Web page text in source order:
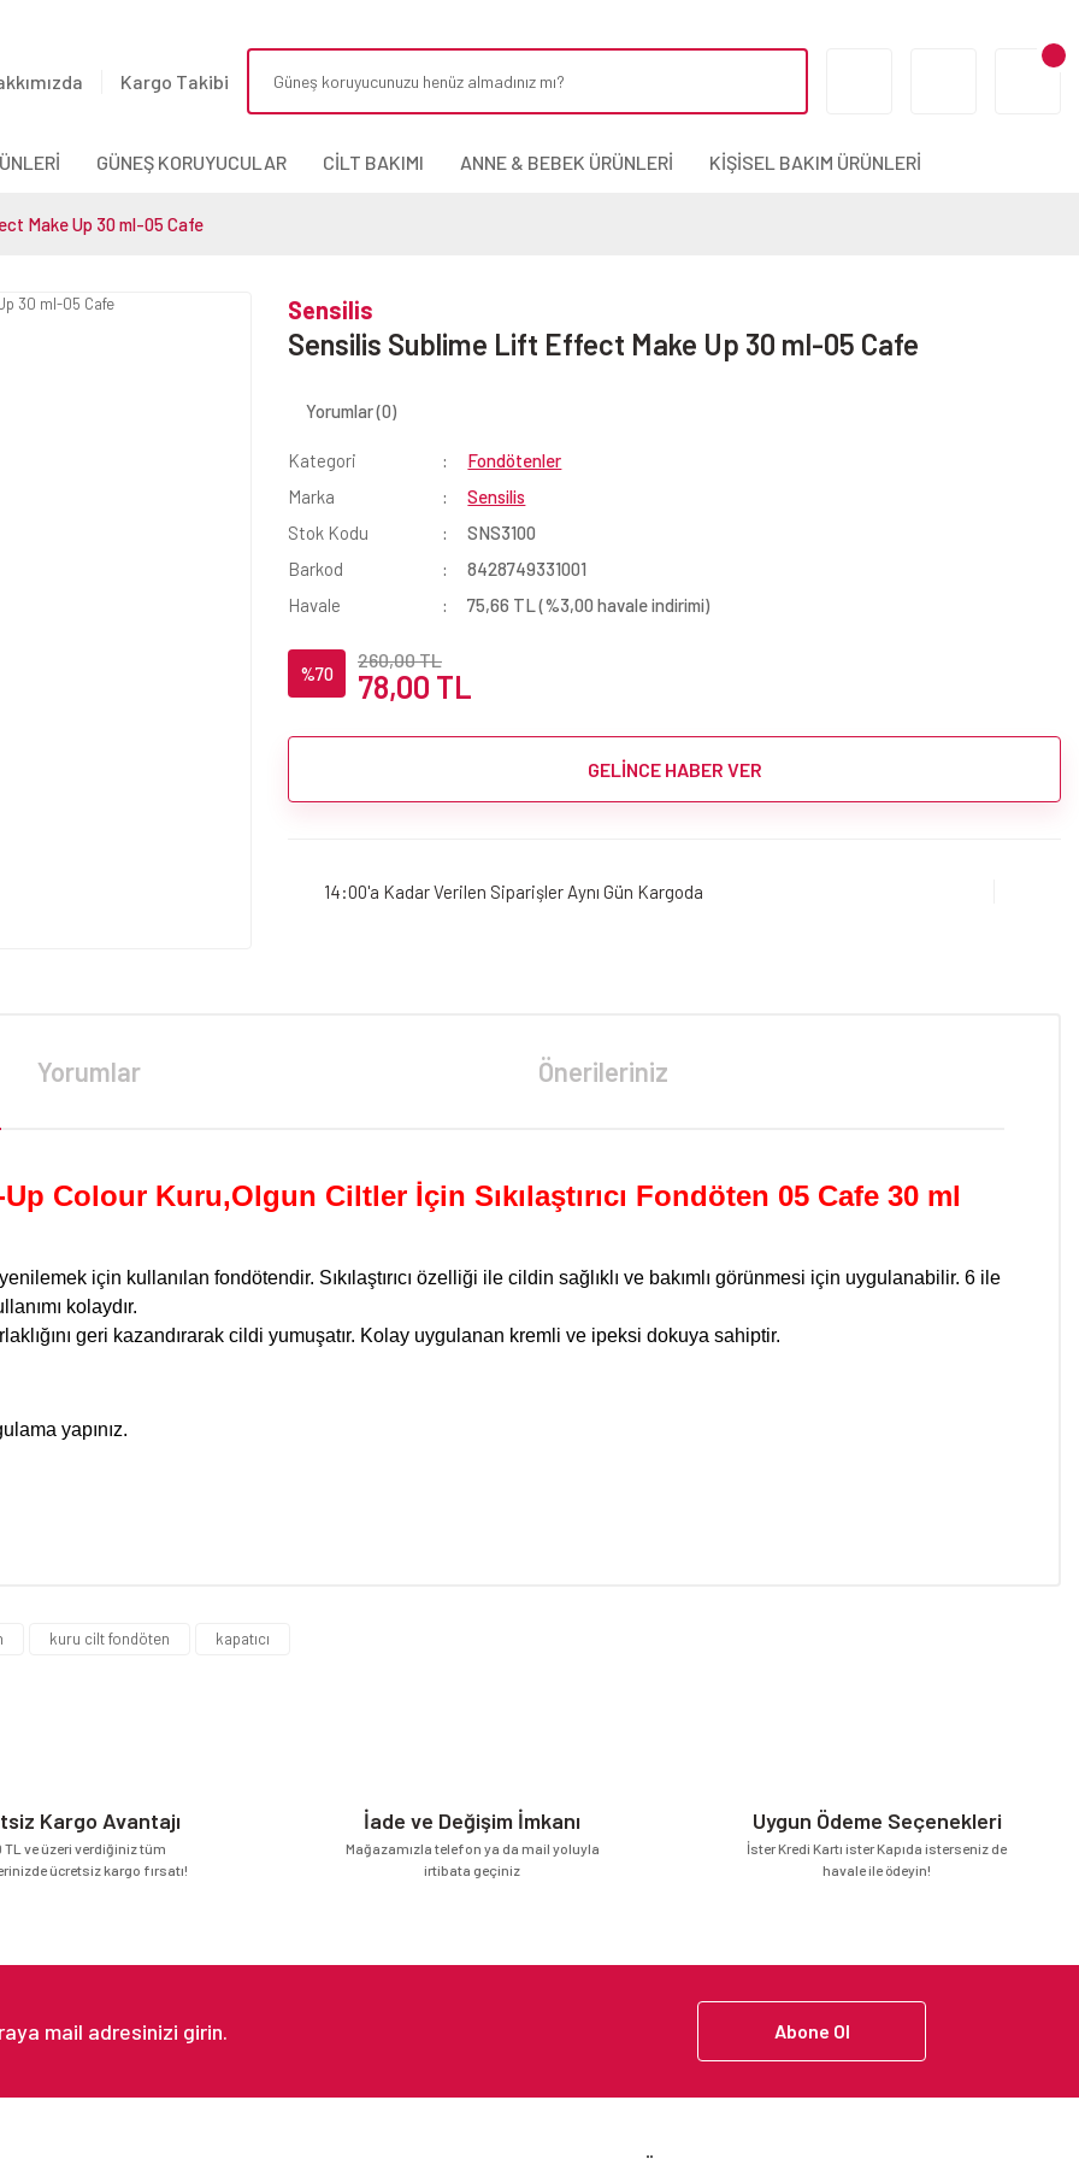
Kargo Takibi
GÜNEŞ KORUYUCULAR CİLT BAKIMI ANNE & BEBEK ÜRÜNLERİ KİŞİSEL BAKIM ÜRÜNLERİ
Make Up 30 ml-05 Cafe
Sensilis
Sensilis Sublime Lift Effect Make Up 30 ml-05 Cafe
Yorumlar (0)
Kategori
Fondötenler
Marka
Sensilis
Stok Kodu
SNS3100
Barkod
8428749331001
Havale
75,66 TL (%3,00 havale indirimi)
%70
260,00 TL
78,00 TL
GELİNCE HABER VER
14:00'a Kadar Verilen Siparişler Aynı Gün Kargoda
Yorumlar Önerileriniz
Colour Kuru,Olgun Ciltler İçin Sıkılaştırıcı Fondöten 05 Cafe 30 ml
için kullanılan fondötendir. Sıkılaştırıcı özelliği ile cildin sağlıklı ve bakımlı görünmesi için uygulanabilir. 6 ile
kolaydır.
geri kazandırarak cildi yumuşatır. Kolay uygulanan kremli ve ipeksi dokuya sahiptir.
yapınız.
kuru cilt fondöten kapatıcı
Kargo Avantajı
TL ve üzeri verdiğiniz tüm
ücretsiz kargo fırsatı!
İade ve Değişim İmkanı
Mağazamızla telefon ya da mail yoluyla
irtibata geçiniz
Uygun Ödeme Seçenekleri
İster Kredi Kartı ister Kapıda isterseniz de
havale ile ödeyin!
Abone Ol